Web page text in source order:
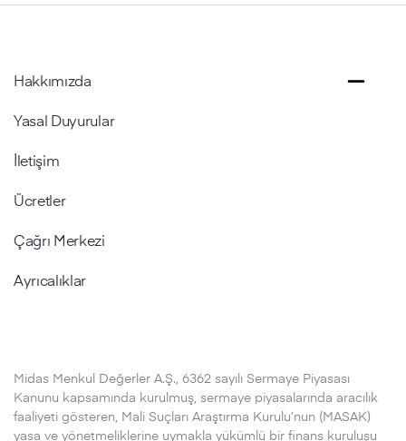
Hakkımızda
Yasal Duyurular
İletişim
Ücretler
Çağrı Merkezi
Ayrıcalıklar
Midas Menkul Değerler A.Ş., 6362 sayılı Sermaye Piyasası
Kanunu kapsamında kurulmuş, sermaye piyasalarında aracılık
faaliyeti gösteren, Mali Suçları Araştırma Kurulu’nun (MASAK)
yasa ve yönetmeliklerine uymakla yükümlü bir finans kuruluşu